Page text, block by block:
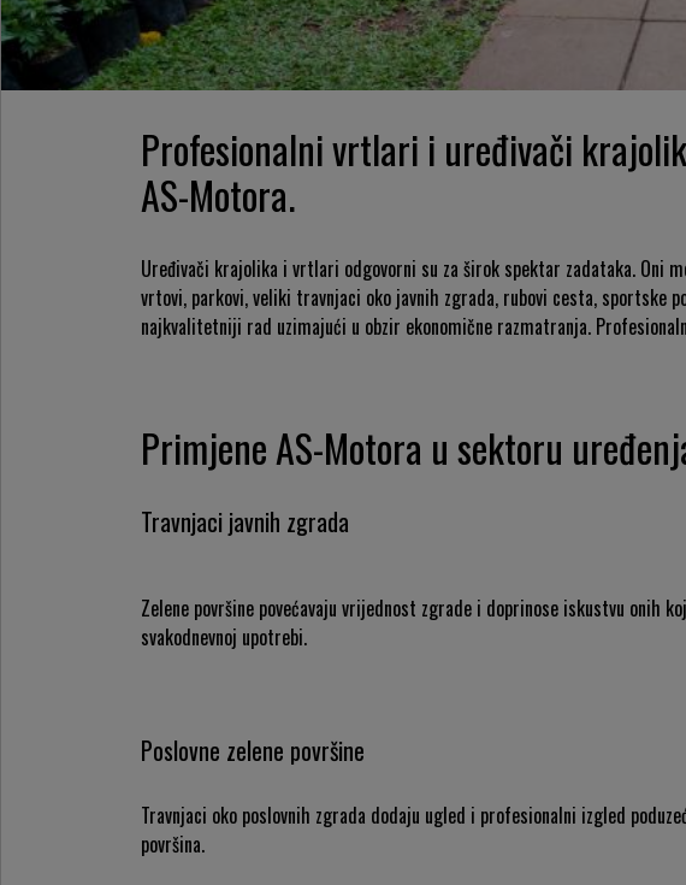
Profesionalni vrtlari i uređivači
AS-Motora.
Uređivači krajolika i vrtlari odgovorni su za širok spektar zadataka. Oni
vrtovi, parkovi, veliki travnjaci oko javnih zgrada, rubovi cesta, sportske
najkvalitetniji rad uzimajući u obzir ekonomične razmatranja.
Primjene AS-Motora u sektoru
Travnjaci javnih zgrada
Zelene površine povećavaju vrijednost zgrade i doprinose iskustvu onih
svakodnevnoj upotrebi.
Poslovne zelene površine
Travnjaci oko poslovnih zgrada dodaju ugled i profesionalni izgled
površina.